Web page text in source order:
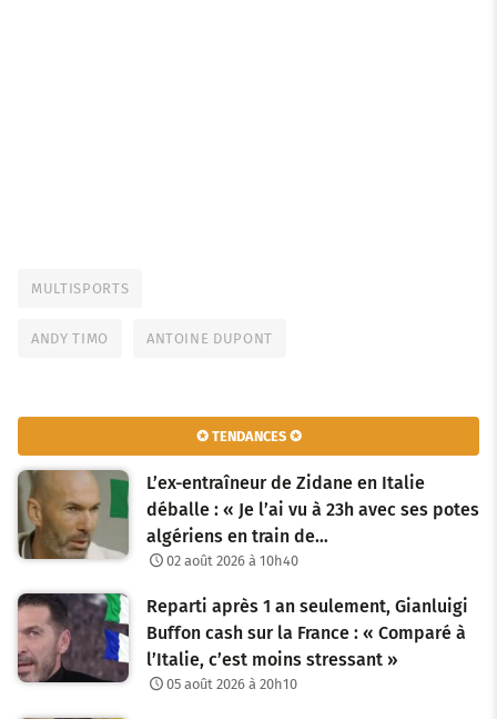
MULTISPORTS
ANDY TIMO ANTOINE DUPONT
✪ TENDANCES ✪
L’ex-entraîneur de Zidane en Italie
déballe : « Je l’ai vu à 23h avec ses potes
algériens en train de…
02 août 2026 à 10h40
Reparti après 1 an seulement, Gianluigi
Buffon cash sur la France : « Comparé à
l’Italie, c’est moins stressant »
05 août 2026 à 20h10